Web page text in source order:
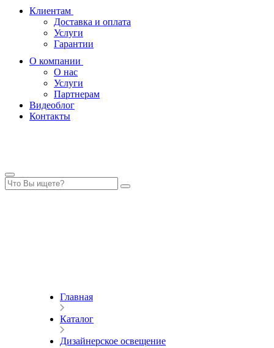
Клиентам
Доставка и оплата
Услуги
Гарантии
О компании
О нас
Услуги
Партнерам
Видеоблог
Контакты
Главная
Каталог
Дизайнерское освещение